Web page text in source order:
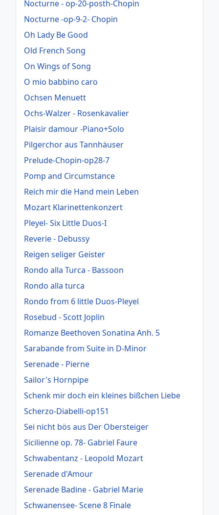
Nocturne - op-20-posth-Chopin
Nocturne -op-9-2- Chopin
Oh Lady Be Good
Old French Song
On Wings of Song
O mio babbino caro
Ochsen Menuett
Ochs-Walzer - Rosenkavalier
Plaisir damour -Piano+Solo
Pilgerchor aus Tannhäuser
Prelude-Chopin-op28-7
Pomp and Circumstance
Reich mir die Hand mein Leben
Mozart Klarinettenkonzert
Pleyel- Six Little Duos-I
Reverie - Debussy
Reigen seliger Geister
Rondo alla Turca - Bassoon
Rondo alla turca
Rondo from 6 little Duos-Pleyel
Rosebud - Scott Joplin
Romanze Beethoven Sonatina Anh. 5
Sarabande from Suite in D-Minor
Serenade - Pierne
Sailor's Hornpipe
Schenk mir doch ein kleines bißchen Liebe
Scherzo-Diabelli-op151
Sei nicht bös aus Der Obersteiger
Sicilienne op. 78- Gabriel Faure
Schwabentanz - Leopold Mozart
Serenade d'Amour
Serenade Badine - Gabriel Marie
Schwanensee- Scene 8 Finale